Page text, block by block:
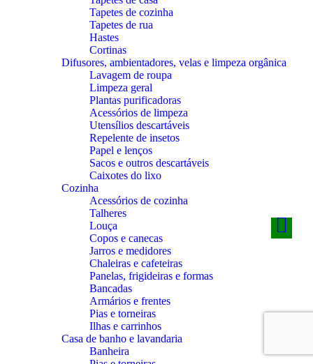
Tapetes de cozinha
Tapetes de rua
Hastes
Cortinas
Difusores, ambientadores, velas e limpeza orgânica
Lavagem de roupa
Limpeza geral
Plantas purificadoras
Acessórios de limpeza
Utensílios descartáveis
Repelente de insetos
Papel e lenços
Sacos e outros descartáveis
Caixotes do lixo
Cozinha
Acessórios de cozinha
Talheres
Louça
Copos e canecas
Jarros e medidores
Chaleiras e cafeteiras
Panelas, frigideiras e formas
Bancadas
Armários e frentes
Pias e torneiras
Ilhas e carrinhos
Casa de banho e lavandaria
Banheira